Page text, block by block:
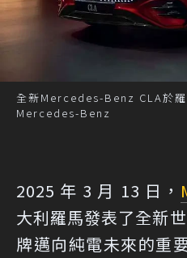
全新Mercedes-Benz CLA於
Mercedes-Benz
2025 年 3 月 13 日，
大利羅馬發表了全新
牌邁向純電未來的重